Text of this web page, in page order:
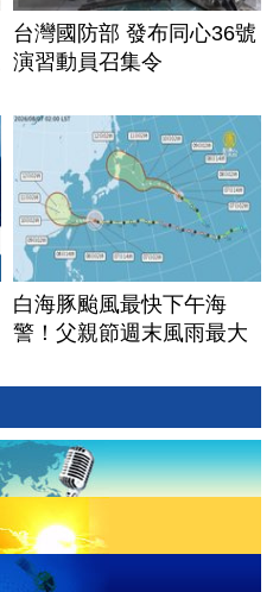
台灣國防部 發布同心36號
演習動員召集令
白海豚颱風最快下午海
警！父親節週末風雨最大